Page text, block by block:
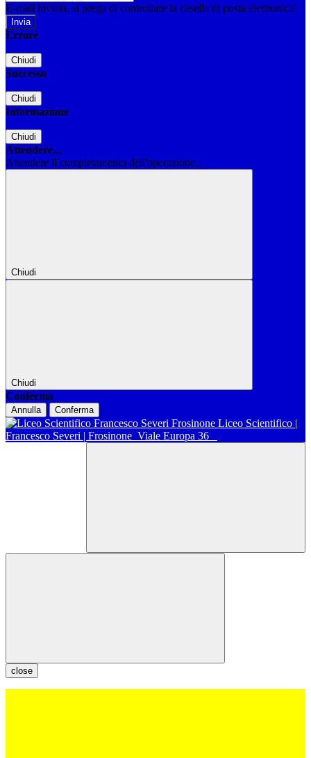
E-mail inviata, si prega di controllare la casella di posta elettronica!
Errore
Chiudi
Successo
Chiudi
Informazione
Chiudi
Attendere...
Attendere il completamento dell'operazione...
Chiudi
Chiudi
Conferma
Annulla Conferma
Liceo Scientifico |
Francesco Severi | Frosinone Viale Europa 36
close